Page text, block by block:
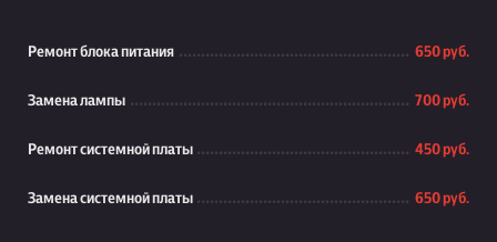
Ремонт блока питания 650 руб.
Замена лампы 700 руб.
Ремонт системной платы 450 руб.
Замена системной платы 650 руб.